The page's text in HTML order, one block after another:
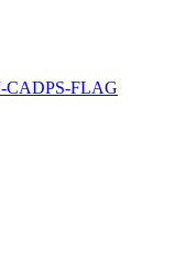
CADPS-FLAG